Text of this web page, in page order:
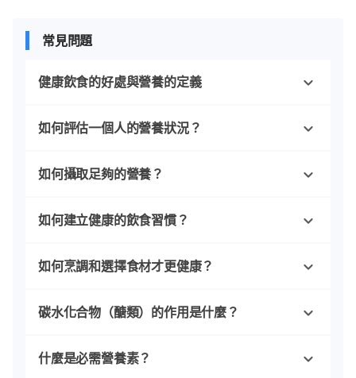
常見問題
健康飲食的好處與營養的定義
如何評估一個人的營養狀況？
如何攝取足夠的營養？
如何建立健康的飲食習慣？
如何烹調和選擇食材才更健康？
碳水化合物（醣類）的作用是什麼？
什麼是必需營養素？